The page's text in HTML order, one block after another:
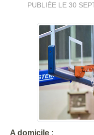
PUBLIÉE LE 30
A domicile :